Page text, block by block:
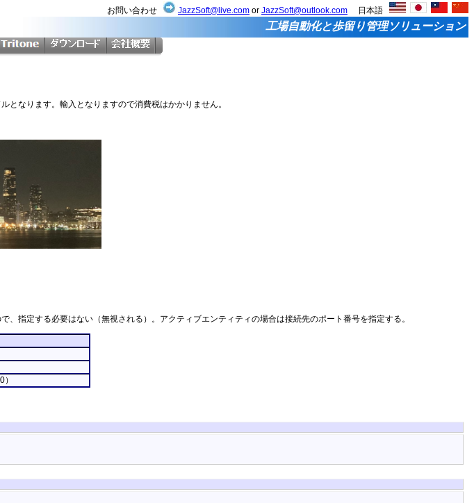
お問い合わせ JazzSoft@live.com or JazzSoft@outlook.com 日本語
工場自動化と歩留り管理ソリューション
なります。輸入となりますので消費税はかかりません。
指定する必要はない（無視される）。アクティブエンティティの場合は接続先のポート番号を指定する。